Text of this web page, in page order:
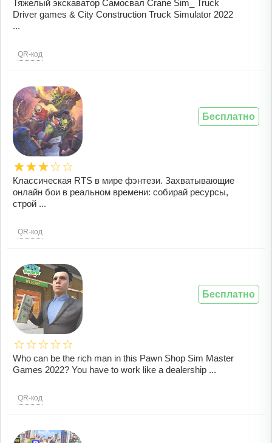
Тяжелый экскаватор Самосвал Crane Sim_ Truck
Driver games & City Construction Truck Simulator 2022
...
QR-код
Классическая RTS в мире фэнтези. Захватывающие
онлайн бои в реальном времени: собирай ресурсы,
строй ...
QR-код
Бесплатно
Who can be the rich man in this Pawn Shop Sim Master
Games 2022? You have to work like a dealership ...
QR-код
Бесплатно